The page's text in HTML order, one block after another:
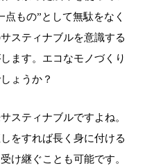
もの”として無駄をなく
スティナブルを意識する
ます。エコなモノづくり
ょうか？
スティナブルですよね。
をすれば長く身に付ける
け継ぐことも可能です。